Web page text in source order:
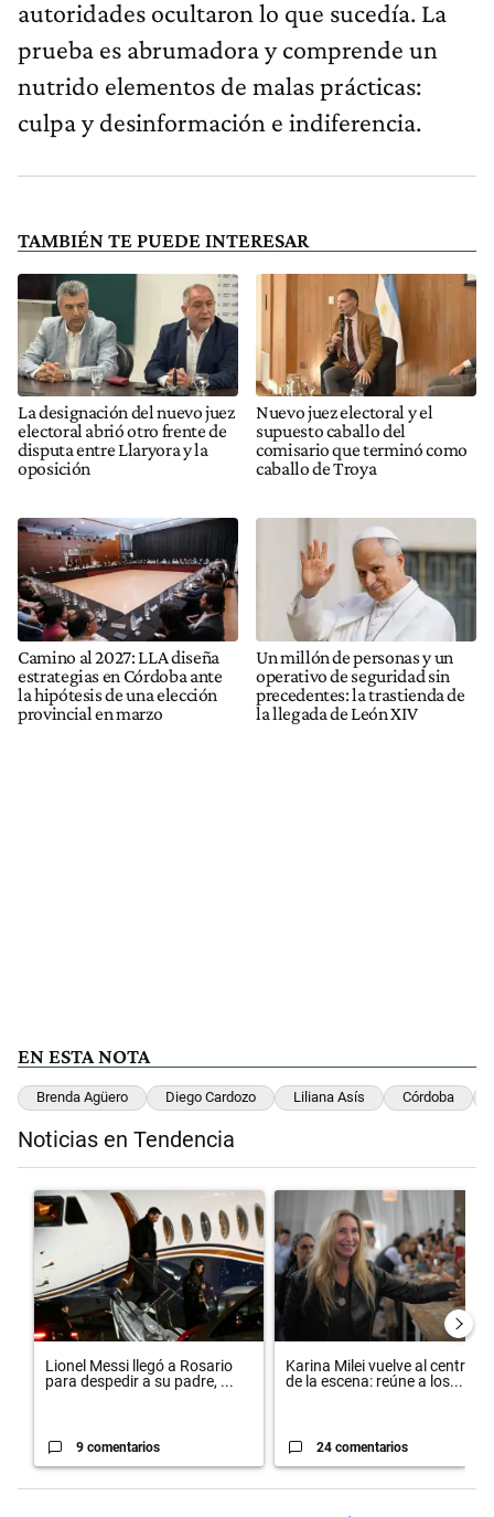
autoridades ocultaron lo que sucedía. La
prueba es abrumadora y comprende un
nutrido elementos de malas prácticas:
culpa y desinformación e indiferencia.
TAMBIÉN TE PUEDE INTERESAR
La designación del nuevo juez
electoral abrió otro frente de
disputa entre Llaryora y la
oposición
Nuevo juez electoral y el
supuesto caballo del
comisario que terminó como
caballo de Troya
Camino al 2027: LLA diseña
estrategias en Córdoba ante
la hipótesis de una elección
provincial en marzo
Un millón de personas y un
operativo de seguridad sin
precedentes: la trastienda de
la llegada de León XIV
EN ESTA NOTA
Brenda Agüero Diego Cardozo Liliana Asís Córdoba
Noticias en Tendencia
Un artículo de tendencia con el título "Lionel Messi llegó a Rosario
Lionel Messi llegó a Rosario
para despedir a su padre, ...
9 comentarios
Un artículo de tendencia con el
Karina Milei vuelve al centro
de la escena: reúne a los...
24 comentarios